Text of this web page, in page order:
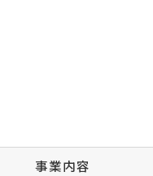
事業内容